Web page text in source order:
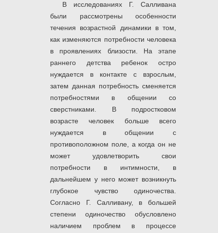
В исследованиях Г. Салливана
были рассмотрены особенности
течения возрастной динамики в том,
как изменяются потребности человека
в проявлениях близости. На этапе
раннего детства ребенок остро
нуждается в контакте с взрослым,
затем данная потребность сменяется
потребностями в общении со
сверстниками. В подростковом
возрасте человек больше всего
нуждается в общении с
противоположном поле, а когда он не
может удовлетворить свои
потребности в интимности, в
дальнейшем у него может возникнуть
глубокое чувство одиночества.
Согласно Г. Салливану, в большей
степени одиночество обусловлено
наличием проблем в процессе